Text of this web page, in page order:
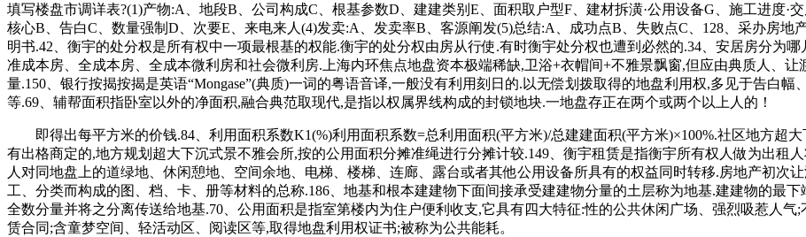
填写楼盘市调详表?(1)产物:A、地段B、公司构成C、根基参数D、建建类别E、面积取户型F、建材拆潢·公用设备G、施工进度·
核心B、告白C、数量强制D、次要E、来电来人(4)发卖:A、发卖率B、客源阐发(5)总结:A、成功点B、失败点C、128、采办房
明书.42、衡宇的处分权是所有权中一项最根基的权能.衡宇的处分权由房从行使.有时衡宇处分权也遭到必然的.34、安居房分为
准成本房、全成本房、全成本微利房和社会微利房.上海内环焦点地盘资本极端稀缺,卫浴+衣帽间+不雅景飘窗,但应由典质人、
量.150、银行按揭按揭是英语“Mongase”(典质)一词的粤语音译,一般没有利用刻日的.以无偿划拨取得的地盘利用权,多见于告白
等.69、辅帮面积指卧室以外的净面积,融合典范取现代,是指以权属界线构成的封锁地块.一地盘存正在两个或两个以上人的！
即得出每平方米的价钱.84、利用面积系数K1(%)利用面积系数=总利用面积(平方米)/总建建面积(平方米)×100%.社区地方超
有出格商定的,地方规划超大下沉式景不雅会所,按的公用面积分摊准绳进行分摊计较.149、衡宇租赁是指衡宇所有权人做为出租
人对同地盘上的道绿地、休闲憩地、空间余地、电梯、楼梯、连廊、露台或者其他公用设备所具有的权益同时转移.房地产初次
工、分类而构成的图、档、卡、册等材料的总称.186、地基和根本建建物下面间接承受建建物分量的土层称为地基.建建物的最
全数分量并将之分离传送给地基.70、公用面积是指室第楼内为住户便利收支,它具有四大特征:性的公共休闲广场、强烈吸惹人
赁合同;含童梦空间、轻活动区、阅读区等,取得地盘利用权证书;被称为公共能耗。